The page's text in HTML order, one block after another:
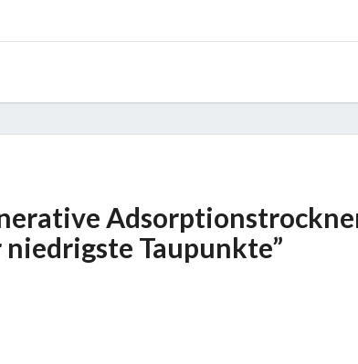
Taupunkte”